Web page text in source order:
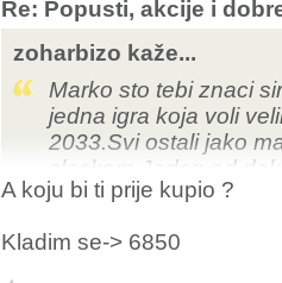
Re: Popusti, akcije i
zoharbizo kaže...
Marko sto tebi znaci
jedna igra koja voli
2033.Svi ostali jako
clockom.Jedan od
ima mnogo malu
propusnost, nju cini
A koju bi ti prije kupio ?
Kladim se-> 6850